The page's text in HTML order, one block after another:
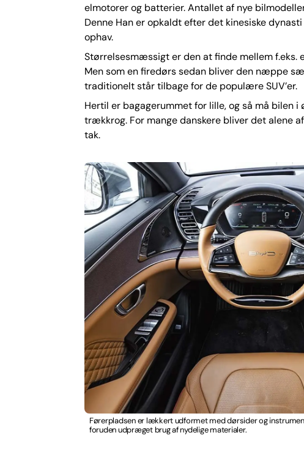
elmotorer og batterier. Antallet af nye
Denne Han er opkaldt efter det kinesiske
ophav.
Størrelsesmæssigt er den at finde mellem f.eks.
Men som en firedørs sedan bliver den næppe
traditionelt står tilbage for de populære SUV’er.
Hertil er bagagerummet for lille, og så må bilen
trækkrog. For mange danskere bliver det alene
tak.
Førerpladsen er lækkert udformet med dørsider og
foruden udpræget brug af nydelige materialer.